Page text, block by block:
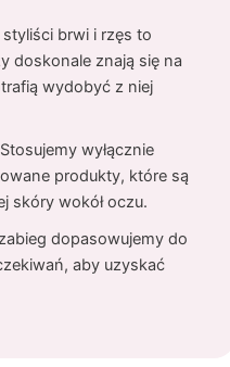
styliści brwi i rzęs to
doskonale znają się na
wydobyć z niej
Stosujemy wyłącznie
produkty, które są
skóry wokół oczu.
dopasowujemy do
aby uzyskać